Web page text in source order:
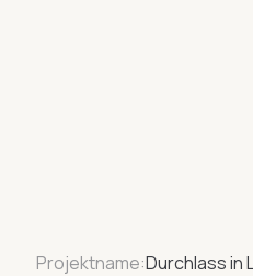
Projektname:Durchlass in